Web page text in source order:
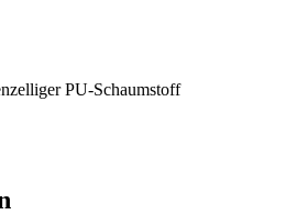
PU-Schaumstoff